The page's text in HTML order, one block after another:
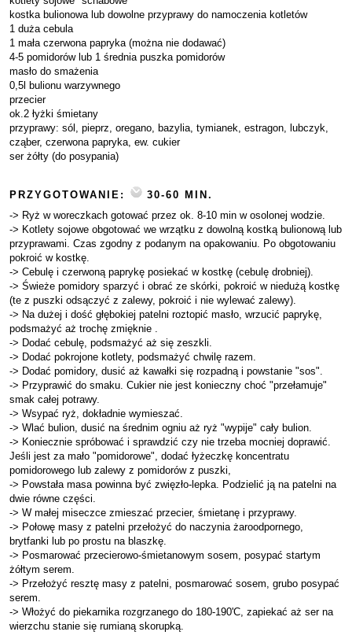
kostka bulionowa lub dowolne przyprawy do namoczenia kotletów
1 duża cebula
1 mała czerwona papryka (można nie dodawać)
4-5 pomidorów lub 1 średnia puszka pomidorów
masło do smażenia
0,5l bulionu warzywnego
przecier
ok.2 łyżki śmietany
przyprawy: sól, pieprz, oregano, bazylia, tymianek, estragon, lubczyk,
cząber, czerwona papryka, ew. cukier
ser żółty (do posypania)
PRZYGOTOWANIE:
30-60 MIN.
-> Ryż w woreczkach gotować przez ok. 8-10 min w osolonej wodzie.
-> Kotlety sojowe obgotować we wrzątku z dowolną kostką bulionową lub
przyprawami. Czas zgodny z podanym na opakowaniu. Po obgotowaniu
pokroić w kostkę.
-> Cebulę i czerwoną paprykę posiekać w kostkę (cebulę drobniej).
-> Świeże pomidory sparzyć i obrać ze skórki, pokroić w niedużą kostkę
(te z puszki odsączyć z zalewy, pokroić i nie wylewać zalewy).
-> Na dużej i dość głębokiej patelni roztopić masło, wrzucić paprykę,
podsmażyć aż trochę zmięknie .
-> Dodać cebulę, podsmażyć aż się zeszkli.
-> Dodać pokrojone kotlety, podsmażyć chwilę razem.
-> Dodać pomidory, dusić aż kawałki się rozpadną i powstanie "sos".
-> Przyprawić do smaku. Cukier nie jest konieczny choć "przełamuje"
smak całej potrawy.
-> Wsypać ryż, dokładnie wymieszać.
-> Wlać bulion, dusić na średnim ogniu aż ryż "wypije" cały bulion.
-> Koniecznie spróbować i sprawdzić czy nie trzeba mocniej doprawić.
Jeśli jest za mało "pomidorowe", dodać łyżeczkę koncentratu
pomidorowego lub zalewy z pomidorów z puszki,
-> Powstała masa powinna być zwięzło-lepka. Podzielić ją na patelni na
dwie równe części.
-> W małej miseczce zmieszać przecier, śmietanę i przyprawy.
-> Połowę masy z patelni przełożyć do naczynia żaroodpornego,
brytfanki lub po prostu na blaszkę.
-> Posmarować przecierowo-śmietanowym sosem, posypać startym
żółtym serem.
-> Przełożyć resztę masy z patelni, posmarować sosem, grubo posypać
serem.
-> Włożyć do piekarnika rozgrzanego do 180-190'C, zapiekać aż ser na
wierzchu stanie się rumianą skorupką.